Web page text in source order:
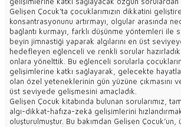
Gelişen Çocuk’ta çocuklarımızın dikkatini
konsantrasyonunu artırmayı, olgular arasında
bağlantı kurmayı, farklı düşünme yöntemleri ile
beyin jimnastiği yaparak algılarını en üst
hedefleyen eğlenceli ve renkli sorular
onlara yönelttik. Bu eğlenceli sorularla
gelişimlerine katkı sağlayarak, gelecekte
olan özel yeteneklerinin gün yüzüne çıkmasını
üst seviyede gelişmesini amaçladık.
Gelişen Çocuk kitabında bulunan sorularımız,
algı-dikkat-hafıza-zekâ gelişimlerini
oluşturulmuştur. Bu bakımdan Gelişen